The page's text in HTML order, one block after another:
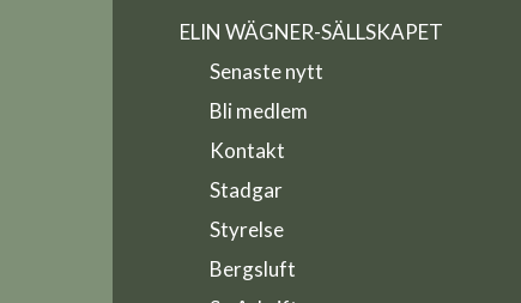
ELIN WÄGNER-SÄLLSKAPET
Senaste nytt
Bli medlem
Kontakt
Stadgar
Styrelse
Bergsluft